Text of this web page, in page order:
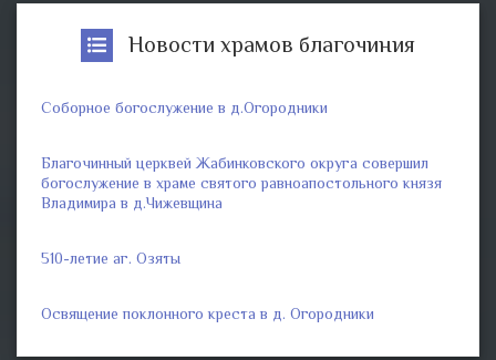
Новости храмов благочиния
Соборное богослужение в д.Огородники
Благочинный церквей Жабинковского округа совершил
богослужение в храме святого равноапостольного князя
Владимира в д.Чижевщина
510-летие аг. Озяты
Освящение поклонного креста в д. Огородники